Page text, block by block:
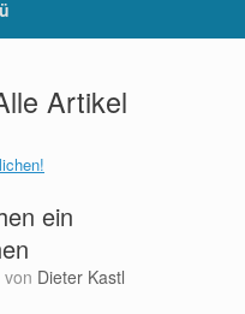
Artikel
ein
von Dieter Kastl